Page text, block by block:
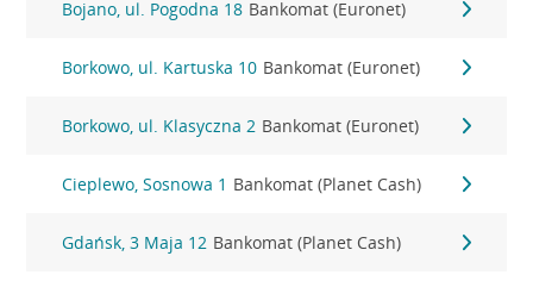
Bojano, ul. Pogodna 18 Bankomat (Euronet)
Borkowo, ul. Kartuska 10 Bankomat (Euronet)
Borkowo, ul. Klasyczna 2 Bankomat (Euronet)
Cieplewo, Sosnowa 1 Bankomat (Planet Cash)
Gdańsk, 3 Maja 12 Bankomat (Planet Cash)